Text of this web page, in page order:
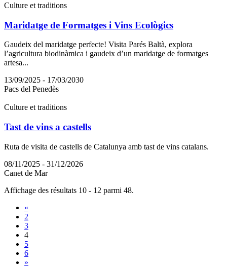
Culture et traditions
Maridatge de Formatges i Vins Ecològics
Gaudeix del maridatge perfecte! Visita Parés Baltà, explora
l’agricultura biodinàmica i gaudeix d’un maridatge de formatges
artesa...
13/09/2025 - 17/03/2030
Pacs del Penedès
Culture et traditions
Tast de vins a castells
Ruta de visita de castells de Catalunya amb tast de vins catalans.
08/11/2025 - 31/12/2026
Canet de Mar
Affichage des résultats 10 - 12 parmi 48.
«
2
3
4
5
6
»